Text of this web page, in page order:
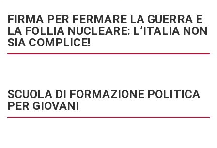
FIRMA PER FERMARE LA GUERRA E
LA FOLLIA NUCLEARE: L’ITALIA NON
SIA COMPLICE!
SCUOLA DI FORMAZIONE POLITICA
PER GIOVANI